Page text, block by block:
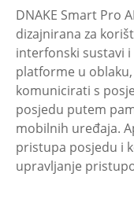
DNAKE Smart Pro
dizajnirana za
interfonski sustavi
platforme u
komunicirati s
posjedu putem
mobilnih uređaja.
pristupa posjedu i
upravljanje